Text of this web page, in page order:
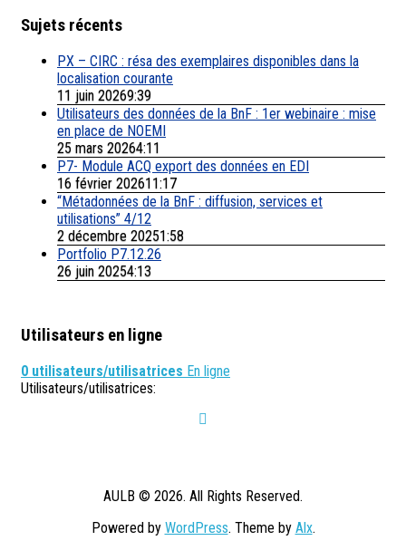
Sujets récents
PX – CIRC : résa des exemplaires disponibles dans la
localisation courante
11 juin 20269:39
Utilisateurs des données de la BnF : 1er webinaire : mise
en place de NOEMI
25 mars 20264:11
P7- Module ACQ export des données en EDI
16 février 202611:17
“Métadonnées de la BnF : diffusion, services et
utilisations” 4/12
2 décembre 20251:58
Portfolio P7.12.26
26 juin 20254:13
Utilisateurs en ligne
0 utilisateurs/utilisatrices En ligne
Utilisateurs/utilisatrices:
AULB © 2026. All Rights Reserved.
Powered by WordPress. Theme by Alx.